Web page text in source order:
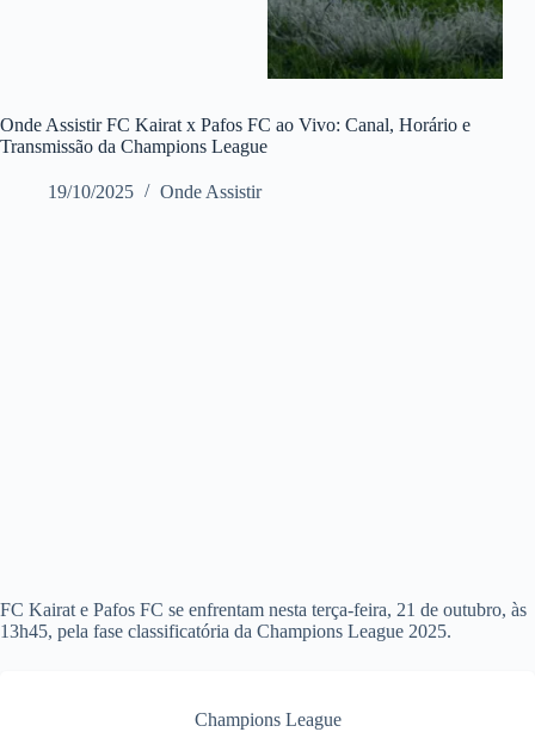
Onde Assistir FC Kairat x Pafos FC ao Vivo: Canal, Horário e
Transmissão da Champions League
19/10/2025 Onde Assistir
FC Kairat e Pafos FC se enfrentam nesta terça-feira, 21 de outubro, às
13h45, pela fase classificatória da Champions League 2025.
Champions League